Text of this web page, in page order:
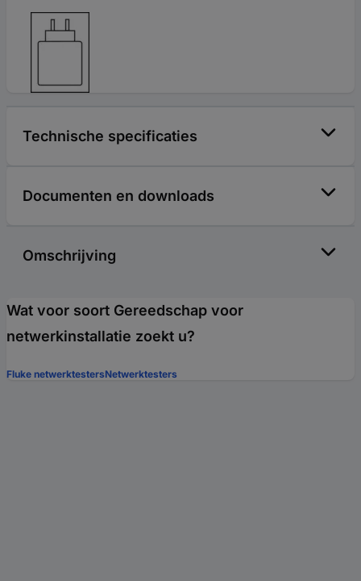
Technische specificaties
Documenten en downloads
Omschrijving
Wat voor soort Gereedschap voor
netwerkinstallatie zoekt u?
Fluke netwerktestersNetwerktesters